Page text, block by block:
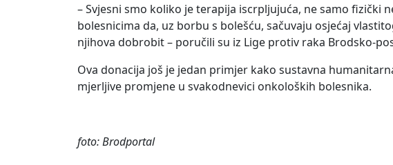
– Svjesni smo koliko je terapija iscrpljujuća, ne samo fizički
bolesnicima da, uz borbu s bolešću, sačuvaju osjećaj
njihova dobrobit – poručili su iz Lige protiv raka Brodsko-
Ova donacija još je jedan primjer kako sustavna
mjerljive promjene u svakodnevici onkoloških bolesnika.
foto: Brodportal